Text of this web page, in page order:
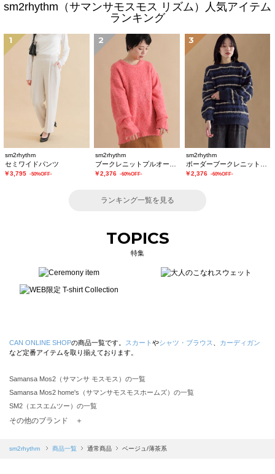
sm2rhythm（サマンサモスモス リズム）人気アイテム
ランキング
1
sm2rhythm
セミワイドパンツ
￥3,795 -50%OFF-
2
sm2rhythm
￥2,376 -60%OFF-
3
sm2rhythm
￥2,376 -60%OFF-
ランキング一覧を見る
TOPICS
特集
CAN ONLINE SHOPの商品一覧です。 スカート やシャツ・ブラウス
カーディガン
など定番アイテムを取り揃えております。
Samansa Mos2（サマンサ モスモス）の一覧
Samansa Mos2 home's（サマンサモスモスホームズ）の一覧
SM2（エスエムツー）の一覧
TSUHARU by Samansa Mos2（ツハルバイサマンサモスモス）の一覧
Samansa Mos2 blue（サマンサモスモス ブルー）の一覧
その他のブランド ＋
sm2rhythm 商品一覧 通常商品 ベージュ/薄茶系